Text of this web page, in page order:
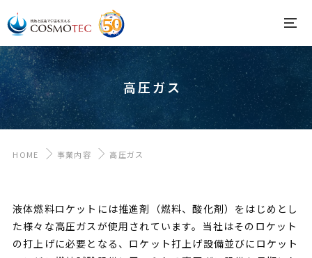
高圧ガス
HOME 事業内容 高圧ガス
液体燃料ロケットには推進剤（燃料、酸化剤）をはじめとし
た様々な高圧ガスが使用されています。当社はそのロケット
の打上げに必要となる、ロケット打上げ設備並びにロケット